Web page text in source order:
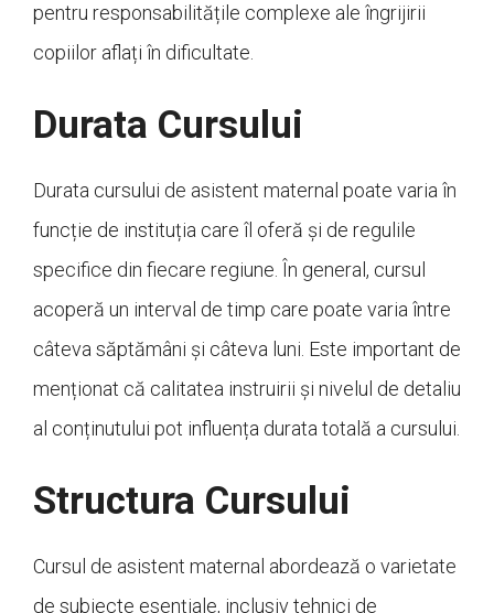
pentru responsabilitățile complexe ale îngrijirii
copiilor aflați în dificultate.
Durata Cursului
Durata cursului de asistent maternal poate varia în
funcție de instituția care îl oferă și de regulile
specifice din fiecare regiune. În general, cursul
acoperă un interval de timp care poate varia între
câteva săptămâni și câteva luni. Este important de
menționat că calitatea instruirii și nivelul de detaliu
al conținutului pot influența durata totală a cursului.
Structura Cursului
Cursul de asistent maternal abordează o varietate
de subiecte esențiale, inclusiv tehnici de